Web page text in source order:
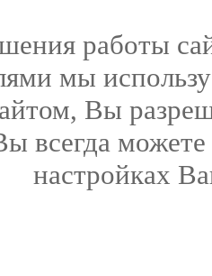
работы
мы
Вы
всегда
настройках